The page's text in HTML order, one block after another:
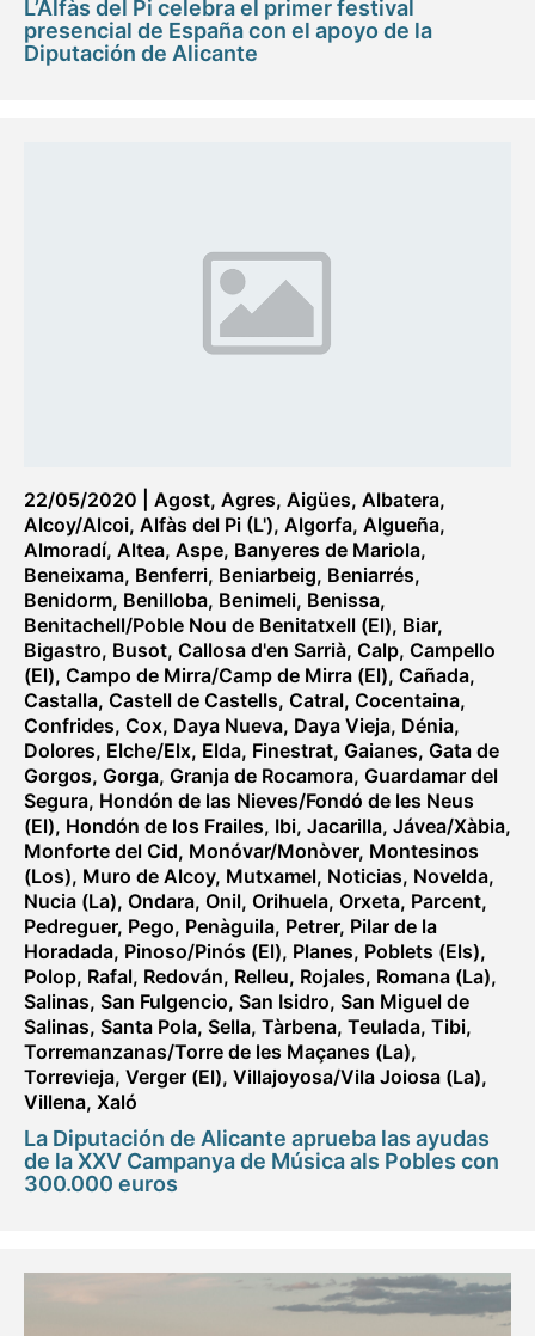
L’Alfàs del Pi celebra el primer festival
presencial de España con el apoyo de la
Diputación de Alicante
22/05/2020 Agost, Agres, Aigües, Albatera,
Alcoy/Alcoi, Alfàs del Pi (L'), Algorfa, Algueña,
Almoradí, Altea, Aspe, Banyeres de Mariola,
Beneixama, Benferri, Beniarbeig, Beniarrés,
Benidorm, Benilloba, Benimeli, Benissa,
Benitachell/Poble Nou de Benitatxell (El), Biar,
Bigastro, Busot, Callosa d'en Sarrià, Calp, Campello
(El), Campo de Mirra/Camp de Mirra (El), Cañada,
Castalla, Castell de Castells, Catral, Cocentaina,
Confrides, Cox, Daya Nueva, Daya Vieja, Dénia,
Dolores, Elche/Elx, Elda, Finestrat, Gaianes, Gata de
Gorgos, Gorga, Granja de Rocamora, Guardamar del
Segura, Hondón de las Nieves/Fondó de les Neus
(El), Hondón de los Frailes, Ibi, Jacarilla, Jávea/Xàbia,
Monforte del Cid, Monóvar/Monòver, Montesinos
(Los), Muro de Alcoy, Mutxamel, Noticias, Novelda,
Nucia (La), Ondara, Onil, Orihuela, Orxeta, Parcent,
Pedreguer, Pego, Penàguila, Petrer, Pilar de la
Horadada, Pinoso/Pinós (El), Planes, Poblets (Els),
Polop, Rafal, Redován, Relleu, Rojales, Romana (La),
Salinas, San Fulgencio, San Isidro, San Miguel de
Salinas, Santa Pola, Sella, Tàrbena, Teulada, Tibi,
Torremanzanas/Torre de les Maçanes (La),
Torrevieja, Verger (El), Villajoyosa/Vila Joiosa (La),
Villena, Xaló
La Diputación de Alicante aprueba las ayudas
de la XXV Campanya de Música als Pobles con
300.000 euros